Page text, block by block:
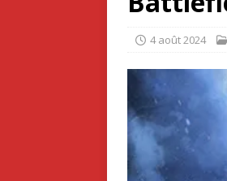
4 août 2024